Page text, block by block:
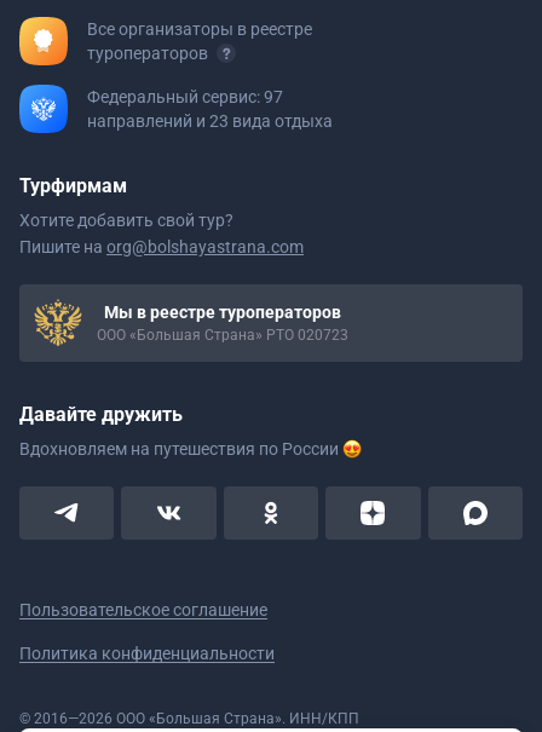
Все организаторы в реестре
туроператоров
Федеральный сервис: 97
направлений и 23 вида отдыха
Турфирмам
Хотите добавить свой тур?
Пишите на org@bolshayastrana.com
Мы в реестре туроператоров
ООО «Большая Страна» РТО 020723
Давайте дружить
Вдохновляем на путешествия по России
Пользовательское соглашение
Политика конфиденциальности
© 2016—2026 ООО «Большая Страна». ИНН/КПП